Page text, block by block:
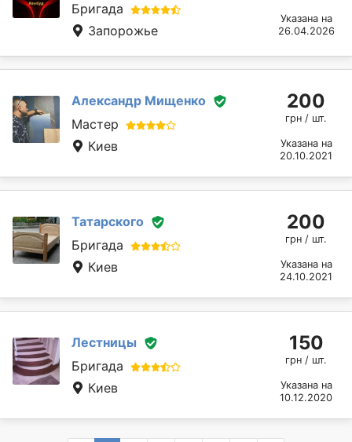
Бригада
Запорожье
Указана на
26.04.2026
Александр Мищенко
Мастер
Киев
200
грн / шт.
Указана на
20.10.2021
Татарского
Бригада
Киев
200
грн / шт.
Указана на
24.10.2021
Лестницы
Бригада
Киев
150
грн / шт.
Указана на
10.12.2020